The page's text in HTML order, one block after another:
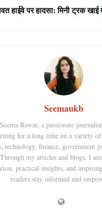
हाईवे पर हादसा: मिनी ट्रक खाई
Seemaukb
Rawat, a passionate
for a long time on a variety
technology, finance, government
my articles and blogs, I
practical insights, and
readers stay informed and